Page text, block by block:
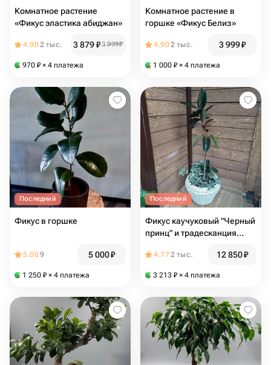
Комнатное растение
«Фикус эластика абиджан»
4.902 тыс. 3 879₽3 999₽
970 ₽ × 4 платежа
Комнатное растение в
горшке «Фикус Белиз»
4.902 тыс. 3 999₽
1 000 ₽ × 4 платежа
Последний
Фикус в горшке
5.009 5 000₽
1 250 ₽ × 4 платежа
Последний
Фикус каучуковый "Черный
принц" и традесканция
работы
4.772 тыс. 12 850₽
3 213 ₽ × 4 платежа